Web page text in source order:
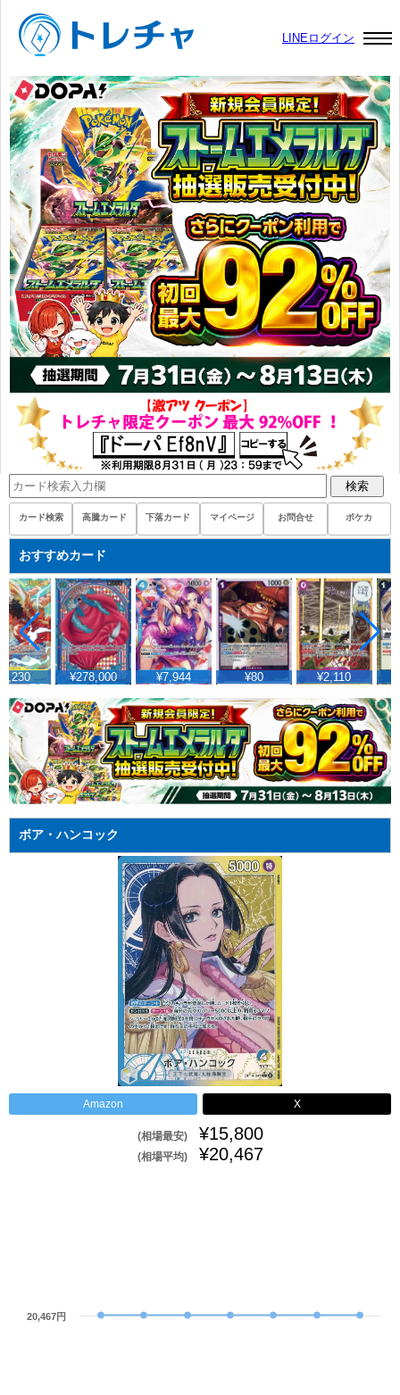
LINEログイン
検索
カード検索 高騰カード 下落カード マイページ お問合せ ポケカ
おすすめカード
¥278,000 ¥7,944 ¥80 ¥2,110
ボア・ハンコック
Amazon X
(相場最安) ¥15,800
(相場平均) ¥20,467
20,467円